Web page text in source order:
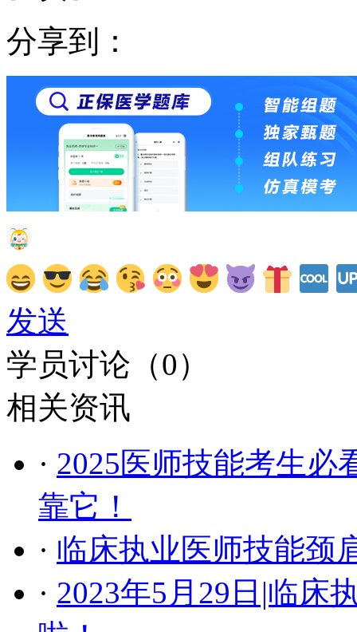
分享到：
发送
学员讨论（0）
相关资讯
· ​2025医师技能考生必
靠它！
· 临床执业医师技能颈
· 2023年5月29日|临床